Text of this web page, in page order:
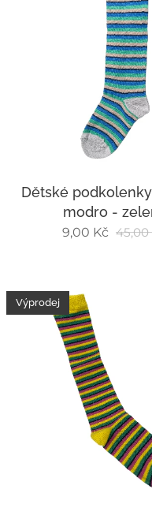
Dětské
modro -
9,00 Kč 45,00
Výprodej